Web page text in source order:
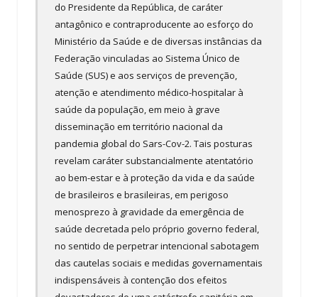
do Presidente da República, de caráter
antagônico e contraproducente ao esforço do
Ministério da Saúde e de diversas instâncias da
Federação vinculadas ao Sistema Único de
Saúde (SUS) e aos serviços de prevenção,
atenção e atendimento médico-hospitalar à
saúde da população, em meio à grave
disseminação em território nacional da
pandemia global do Sars-Cov-2. Tais posturas
revelam caráter substancialmente atentatório
ao bem-estar e à proteção da vida e da saúde
de brasileiros e brasileiras, em perigoso
menosprezo à gravidade da emergência de
saúde decretada pelo próprio governo federal,
no sentido de perpetrar intencional sabotagem
das cautelas sociais e medidas governamentais
indispensáveis à contenção dos efeitos